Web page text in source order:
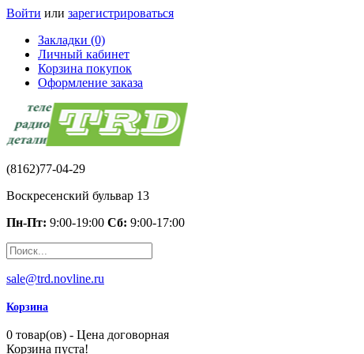
Войти или зарегистрироваться
Закладки (0)
Личный кабинет
Корзина покупок
Оформление заказа
(8162)77-04-29
Воскресенский бульвар 13
Пн-Пт: 9:00-19:00 Сб: 9:00-17:00
sale@trd.novline.ru
Корзина
0 товар(ов) - Цена договорная
Корзина пуста!